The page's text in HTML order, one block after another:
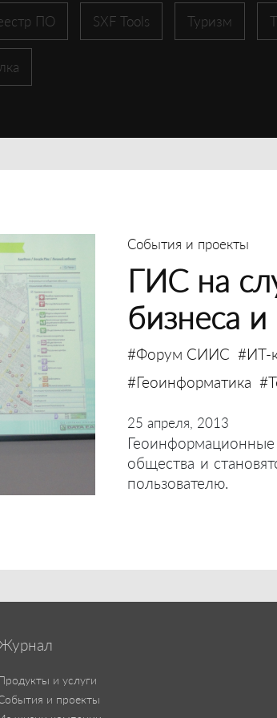
ПО SXF Tools Туризм
События и проекты
ГИС на
бизнеса и
#Форум СИИС #ИТ-
#Геоинформатика
25 апреля, 2013
общества и
пользователю.
и услуги
и проекты